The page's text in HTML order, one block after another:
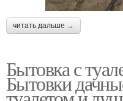
читать дальше →
Бытовка с
Бытовки